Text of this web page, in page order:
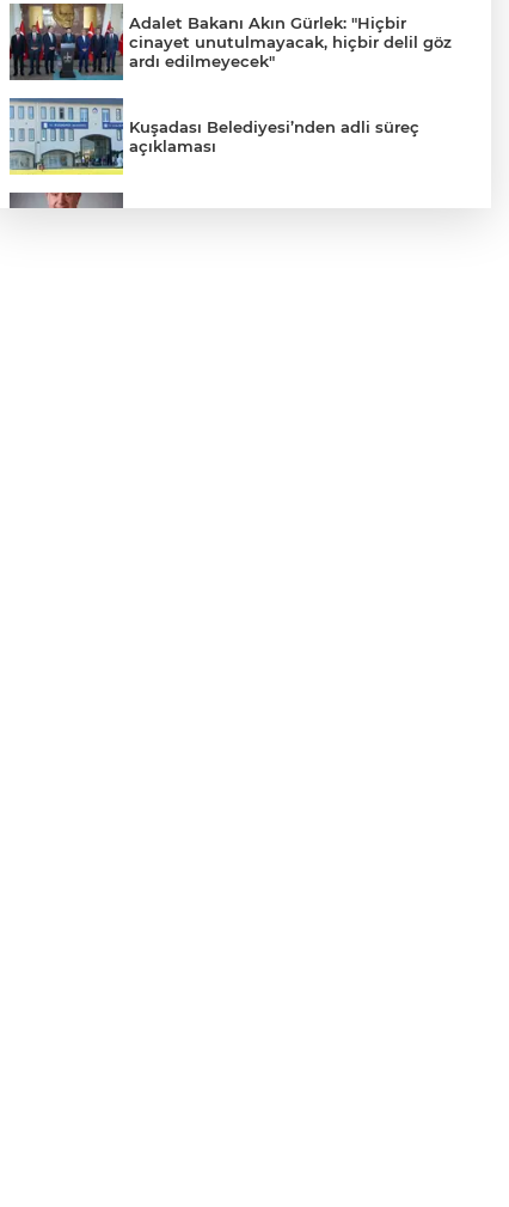
Adalet Bakanı Akın Gürlek: "Hiçbir
cinayet unutulmayacak, hiçbir delil göz
ardı edilmeyecek"
Kuşadası Belediyesi’nden adli süreç
açıklaması